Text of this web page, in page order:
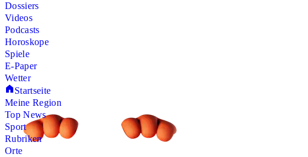
Dossiers
Videos
Podcasts
Horoskope
Spiele
E-Paper
Wetter
Startseite
Meine Region
Top News
Sport
Rubriken
Orte